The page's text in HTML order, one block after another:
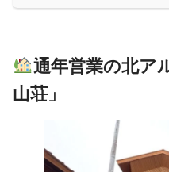
通年営業の北ア
山荘」